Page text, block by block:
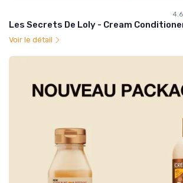
4.6
Les Secrets De Loly - Cream
Voir le détail